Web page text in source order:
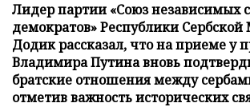
Лидер партии «Союз независимых
демократов» Республики
Додик рассказал, что на приеме у
Владимира Путина вновь
братские отношения между
отметив важность исторических